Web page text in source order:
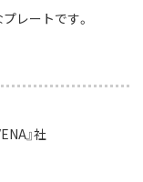
レートです。
』社